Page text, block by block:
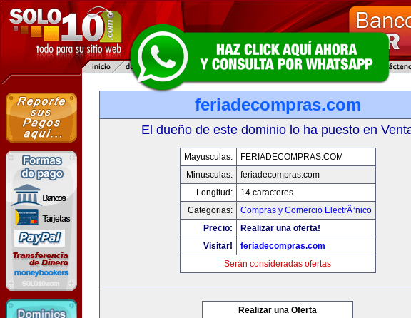
feriadecompras.com
El dueño de este dominio lo ha puesto en
Mayusculas:
FERIADECOMPRAS.COM
Minusculas:
feriadecompras.com
Longitud:
14 caracteres
Categorias:
Compras y Comercio ElectrÃ³nico
Precio:
Realizar una oferta!
Visitar!
feriadecompras.com
Serán consideradas ofertas
Realizar una Oferta